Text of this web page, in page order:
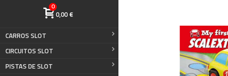
0
0,00 €
CARROS SLOT
CIRCUITOS SLOT
PISTAS DE SLOT